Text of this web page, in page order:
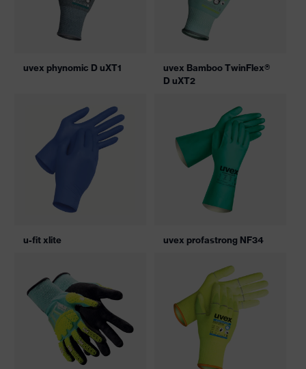
uvex phynomic D uXT1
uvex Bamboo TwinFlex®
D uXT2
u-fit xlite uvex profastrong NF34